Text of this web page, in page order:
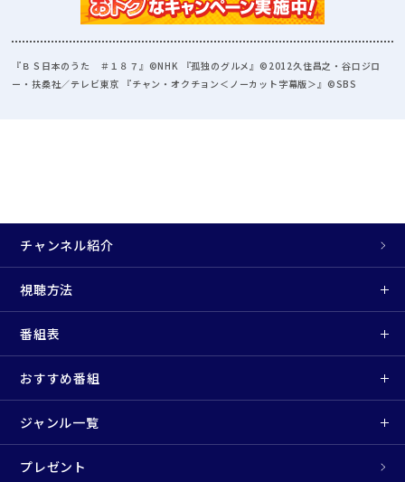
『ＢＳ日本のうた ＃１８７』©NHK 『孤独のグルメ』©2012久住昌之・谷口ジロ
ー・扶桑社／テレビ東京 『チャン・オクチョン＜ノーカット字幕版＞』©SBS
チャンネル紹介
視聴方法
番組表
おすすめ番組
ジャンル一覧
プレゼント